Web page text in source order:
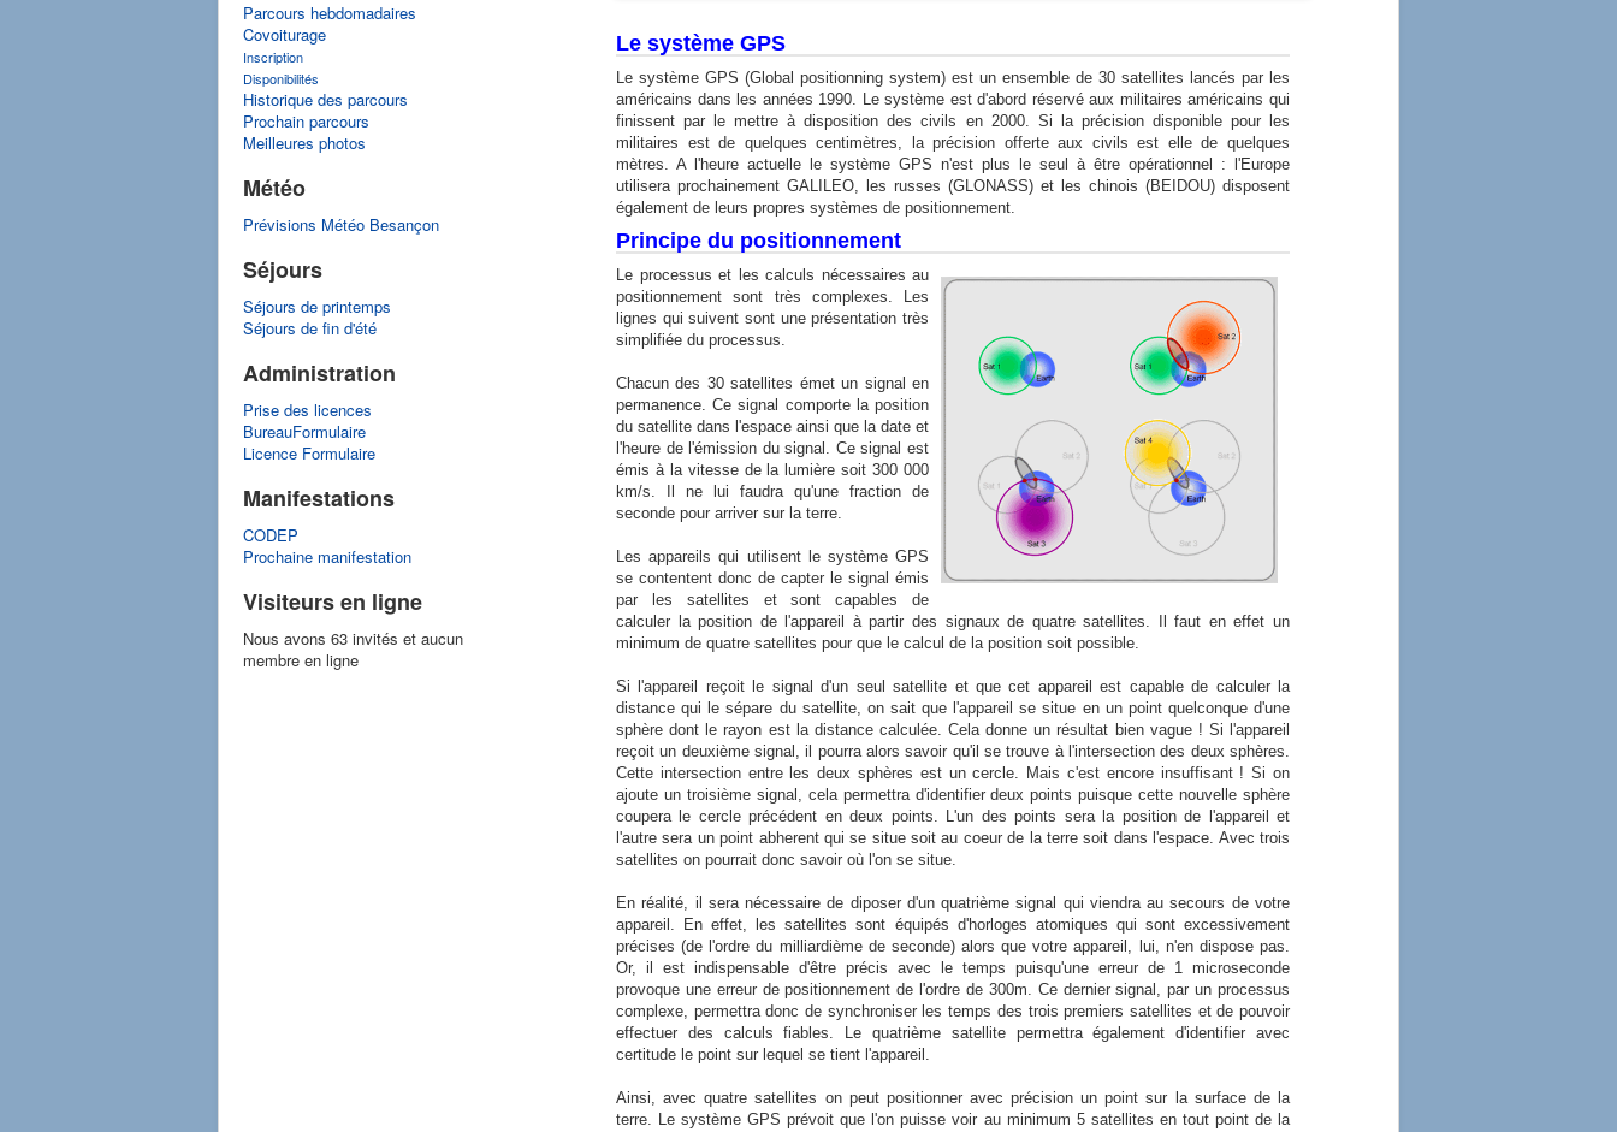
Parcours hebdomadaires
Covoiturage
Inscription
Disponibilités
Historique des parcours
Prochain parcours
Meilleures photos
Météo
Prévisions Météo Besançon
Séjours
Séjours de printemps
Séjours de fin d'été
Administration
Prise des licences
BureauFormulaire
Licence Formulaire
Manifestations
CODEP
Prochaine manifestation
Visiteurs en ligne
Nous avons 63 invités et aucun
membre en ligne
Le système GPS
Le système GPS (Global positionning system) est un ensemble de 30 satellites lancés par les
américains dans les années 1990. Le système est d'abord réservé aux militaires américains qui
finissent par le mettre à disposition des civils en 2000. Si la précision disponible pour les
militaires est de quelques centimètres, la précision offerte aux civils est elle de quelques
mètres. A l'heure actuelle le système GPS n'est plus le seul à être opérationnel : l'Europe
utilisera prochainement GALILEO, les russes (GLONASS) et les chinois (BEIDOU) disposent
également de leurs propres systèmes de positionnement.
Principe du positionnement
Le processus et les calculs nécessaires au
positionnement sont très complexes. Les
lignes qui suivent sont une présentation très
simplifiée du processus.
Chacun des 30 satellites émet un signal en
permanence. Ce signal comporte la position
du satellite dans l'espace ainsi que la date et
l'heure de l'émission du signal. Ce signal est
émis à la vitesse de la lumière soit 300 000
km/s. Il ne lui faudra qu'une fraction de
seconde pour arriver sur la terre.
Les appareils qui utilisent le système GPS
se contentent donc de capter le signal émis
par les satellites et sont capables de
calculer la position de l'appareil à partir des signaux de quatre satellites. Il faut en effet un
minimum de quatre satellites pour que le calcul de la position soit possible.
Si l'appareil reçoit le signal d'un seul satellite et que cet appareil est capable de calculer la
distance qui le sépare du satellite, on sait que l'appareil se situe en un point quelconque d'une
sphère dont le rayon est la distance calculée. Cela donne un résultat bien vague ! Si l'appareil
reçoit un deuxième signal, il pourra alors savoir qu'il se trouve à l'intersection des deux sphères.
Cette intersection entre les deux sphères est un cercle. Mais c'est encore insuffisant ! Si on
ajoute un troisième signal, cela permettra d'identifier deux points puisque cette nouvelle sphère
coupera le cercle précédent en deux points. L'un des points sera la position de l'appareil et
l'autre sera un point abherent qui se situe soit au coeur de la terre soit dans l'espace. Avec trois
satellites on pourrait donc savoir où l'on se situe.
En réalité, il sera nécessaire de diposer d'un quatrième signal qui viendra au secours de votre
appareil. En effet, les satellites sont équipés d'horloges atomiques qui sont excessivement
précises (de l'ordre du milliardième de seconde) alors que votre appareil, lui, n'en dispose pas.
Or, il est indispensable d'être précis avec le temps puisqu'une erreur de 1 microseconde
provoque une erreur de positionnement de l'ordre de 300m. Ce dernier signal, par un processus
complexe, permettra donc de synchroniser les temps des trois premiers satellites et de pouvoir
effectuer des calculs fiables. Le quatrième satellite permettra également d'identifier avec
certitude le point sur lequel se tient l'appareil.
Ainsi, avec quatre satellites on peut positionner avec précision un point sur la surface de la
terre. Le système GPS prévoit que l'on puisse voir au minimum 5 satellites en tout point de la